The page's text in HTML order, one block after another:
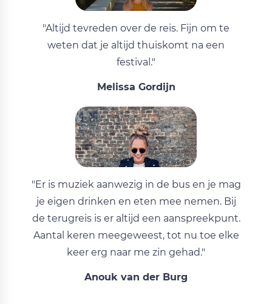
"Altijd tevreden over de reis. Fijn om te
weten dat je altijd thuiskomt na een
festival."
Melissa Gordijn
"Er is muziek aanwezig in de bus en je mag
je eigen drinken en eten mee nemen. Bij
de terugreis is er altijd een aanspreekpunt.
Aantal keren meegeweest, tot nu toe elke
keer erg naar me zin gehad."
Anouk van der Burg